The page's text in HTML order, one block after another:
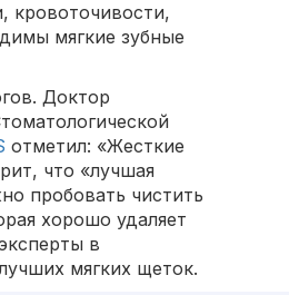
кровоточивости,
мягкие зубные
Доктор
отметил: «Жесткие
что «лучшая
пробовать чистить
хорошо удаляет
в
мягких щеток.